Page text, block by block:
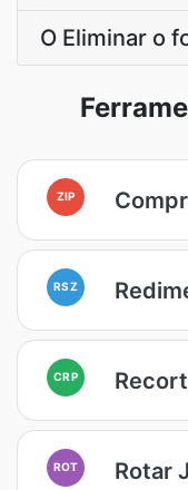
O Eliminar o
ZIP
RSZ
CRP
ROT Rotar